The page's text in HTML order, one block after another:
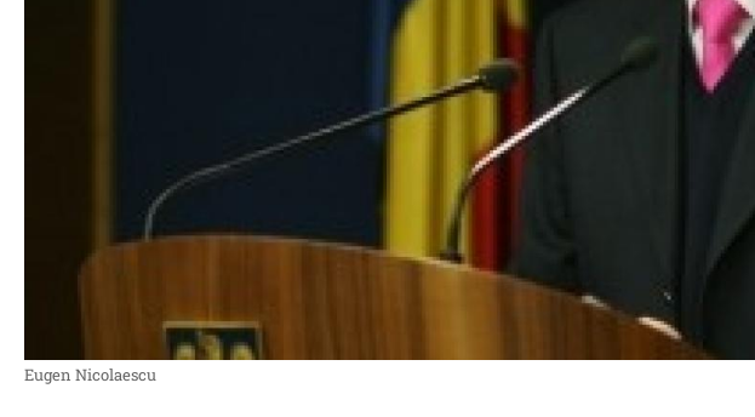
Eugen Nicolaescu